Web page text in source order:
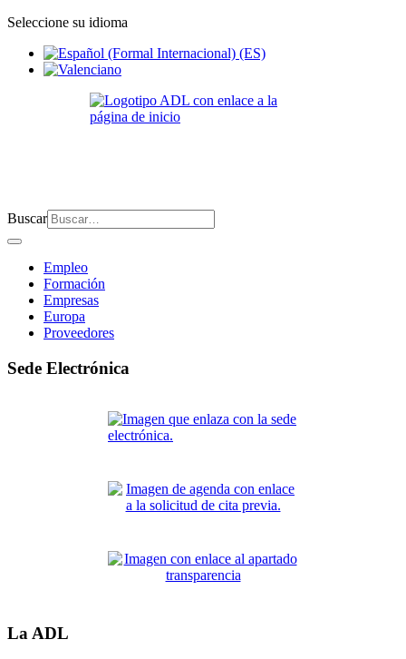
Seleccione su idioma
Buscar
Empleo
Formación
Empresas
Europa
Proveedores
Sede Electrónica
La ADL